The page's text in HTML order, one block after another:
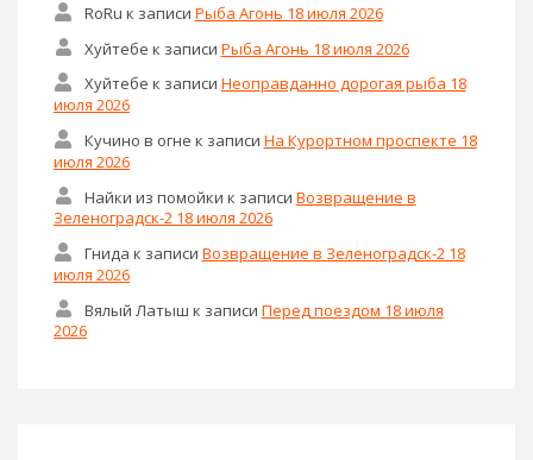
RoRu к записи Рыба Агонь 18 июля 2026
Хуйтебе к записи Рыба Агонь 18 июля 2026
Хуйтебе к записи Неоправданно дорогая рыба 18
июля 2026
Кучино в огне к записи На Курортном проспекте 18
июля 2026
Найки из помойки к записи Возвращение в
Зеленоградск-2 18 июля 2026
Гнида к записи Возвращение в Зеленоградск-2 18
июля 2026
Вялый Латыш к записи Перед поездом 18 июля
2026